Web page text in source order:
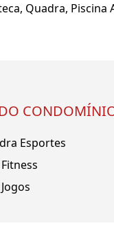
Quadra, Piscina
Esportes